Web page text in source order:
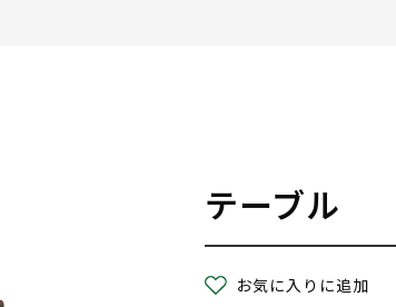
テーブル
お気に入りに追加